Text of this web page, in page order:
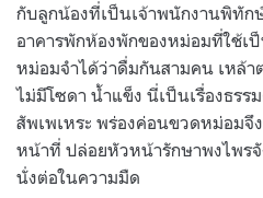
กับลูกน้องที่เป็นเจ้าพนักงานพิทัก
อาคารพักห้องพักของหม่อมที่ใช้เป็
หม่อมจำได้ว่าดื่มกันสามคน เหล้า
ไม่มีโซดา น้ำแข็ง นี่เป็นเรื่องธรร
สัพเพเหระ พร่องค่อนขวดหม่อมจึ
หน้าที่ ปล่อยหัวหน้ารักษาพงไพร
นั่งต่อในความมืด